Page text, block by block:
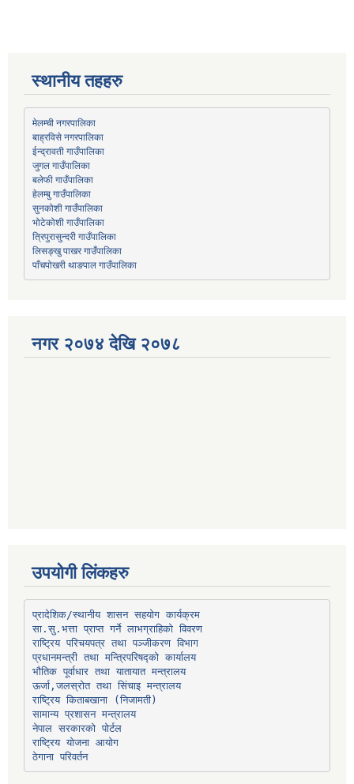
स्थानीय तहहरु
मेलम्ची नगरपालिका
बाह्रविसे नगरपालिका
ईन्द्रावती गाउँपालिका
जुगल गाउँपालिका
बलेफी गाउँपालिका
हेलम्बु गाउँपालिका
सुनकोशी गाउँपालिका
भोटेकोशी गाउँपालिका
त्रिपुरासुन्दरी गाउँपालिका
लिसङ्खु पाखर गाउँपालिका
पाँचपोखरी थाङपाल गाउँपालिका
नगर २०७४ देखि २०७८
उपयोगी लिंकहरु
प्रादेशिक/स्थानीय शासन सहयोग कार्यक्रम
सा.सु.भत्ता प्राप्त गर्ने लाभग्राहिको विवरण
राष्ट्रिय परिचयपत्र तथा पञ्‍जीकरण विभाग
प्रधानमन्त्री तथा मन्त्रिपरिषद्को कार्यालय
भौतिक पूर्वाधार तथा यातायात मन्त्रालय
ऊर्जा,जलस्रोत तथा सिंचाइ मन्त्रालय
सामान्य प्रशासन मन्त्रालय
नेपाल सरकारको पोर्टल
राष्ट्रिय योजना आयोग
ठेगाना परिवर्तन